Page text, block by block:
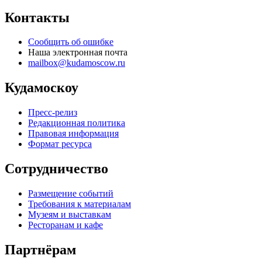
Контакты
Сообщить об ошибке
Наша электронная почта
mailbox@kudamoscow.ru
Кудамоскоу
Пресс-релиз
Редакционная политика
Правовая информация
Формат ресурса
Сотрудничество
Размещение событий
Требования к материалам
Музеям и выставкам
Ресторанам и кафе
Партнёрам